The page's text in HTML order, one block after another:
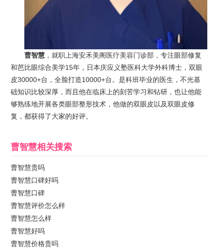
曹智慧 ，就职上海安禾美阁医疗美容门诊部，专注眼部修复
和芭比眼综合美学15年，日本庆应义塾医科大学外科博士，双眼
皮30000+台，全脸打造10000+台。是科班毕业的医生，不光基
础知识比较深厚，而且他在临床上的刻苦学习和钻研，也让他能
够熟练地开展各类眼部整形技术，他做的双眼皮以及双眼皮修
复，都获得了大家的好评。
曹智慧相关搜索
曹智慧贵吗
曹智慧口碑好吗
曹智慧口碑
曹智慧评价怎么样
曹智慧怎么样
曹智慧好吗
曹智慧价格贵吗